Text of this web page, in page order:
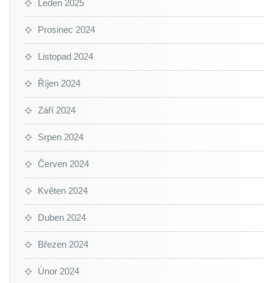
Leden 2025
Prosinec 2024
Listopad 2024
Říjen 2024
Září 2024
Srpen 2024
Červen 2024
Květen 2024
Duben 2024
Březen 2024
Únor 2024